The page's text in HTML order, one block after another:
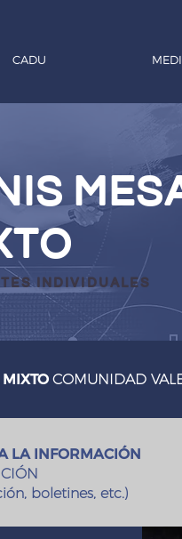
CADU
individuales
COMUNIDAD
LA INFORMACIÓN
boletines, etc.)